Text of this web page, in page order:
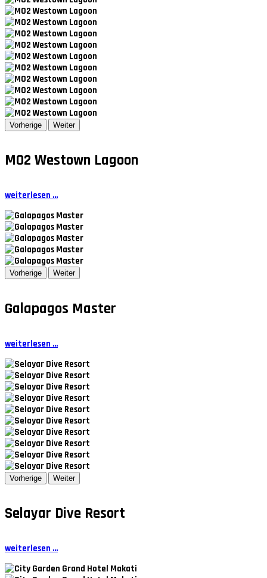
Vorherige Weiter
MO2 Westown Lagoon
weiterlesen ...
Vorherige Weiter
Galapagos Master
weiterlesen ...
Vorherige Weiter
Selayar Dive Resort
weiterlesen ...